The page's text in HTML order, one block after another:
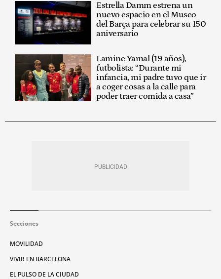
Estrella Damm estrena un
nuevo espacio en el Museo
del Barça para celebrar su 150
aniversario
Lamine Yamal (19 años),
futbolista: “Durante mi
infancia, mi padre tuvo que ir
a coger cosas a la calle para
poder traer comida a casa”
Secciones
MOVILIDAD
VIVIR EN BARCELONA
EL PULSO DE LA CIUDAD